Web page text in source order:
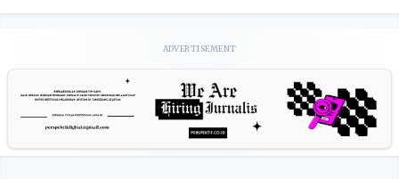
ADVERTISEMENT